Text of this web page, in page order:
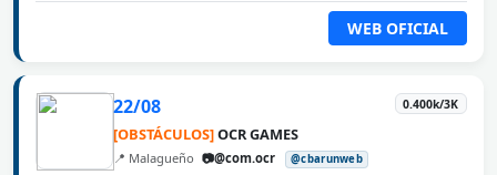
WEB OFICIAL
22/08 0.400k/3K
[OBSTÁCULOS]OCR GAMES
📍 Malagueño 📷@com.ocr @cbarunweb